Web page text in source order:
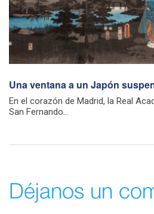
Una ventana a un Japón
En el corazón de Madrid, la Real
San Fernando...
Déjanos un